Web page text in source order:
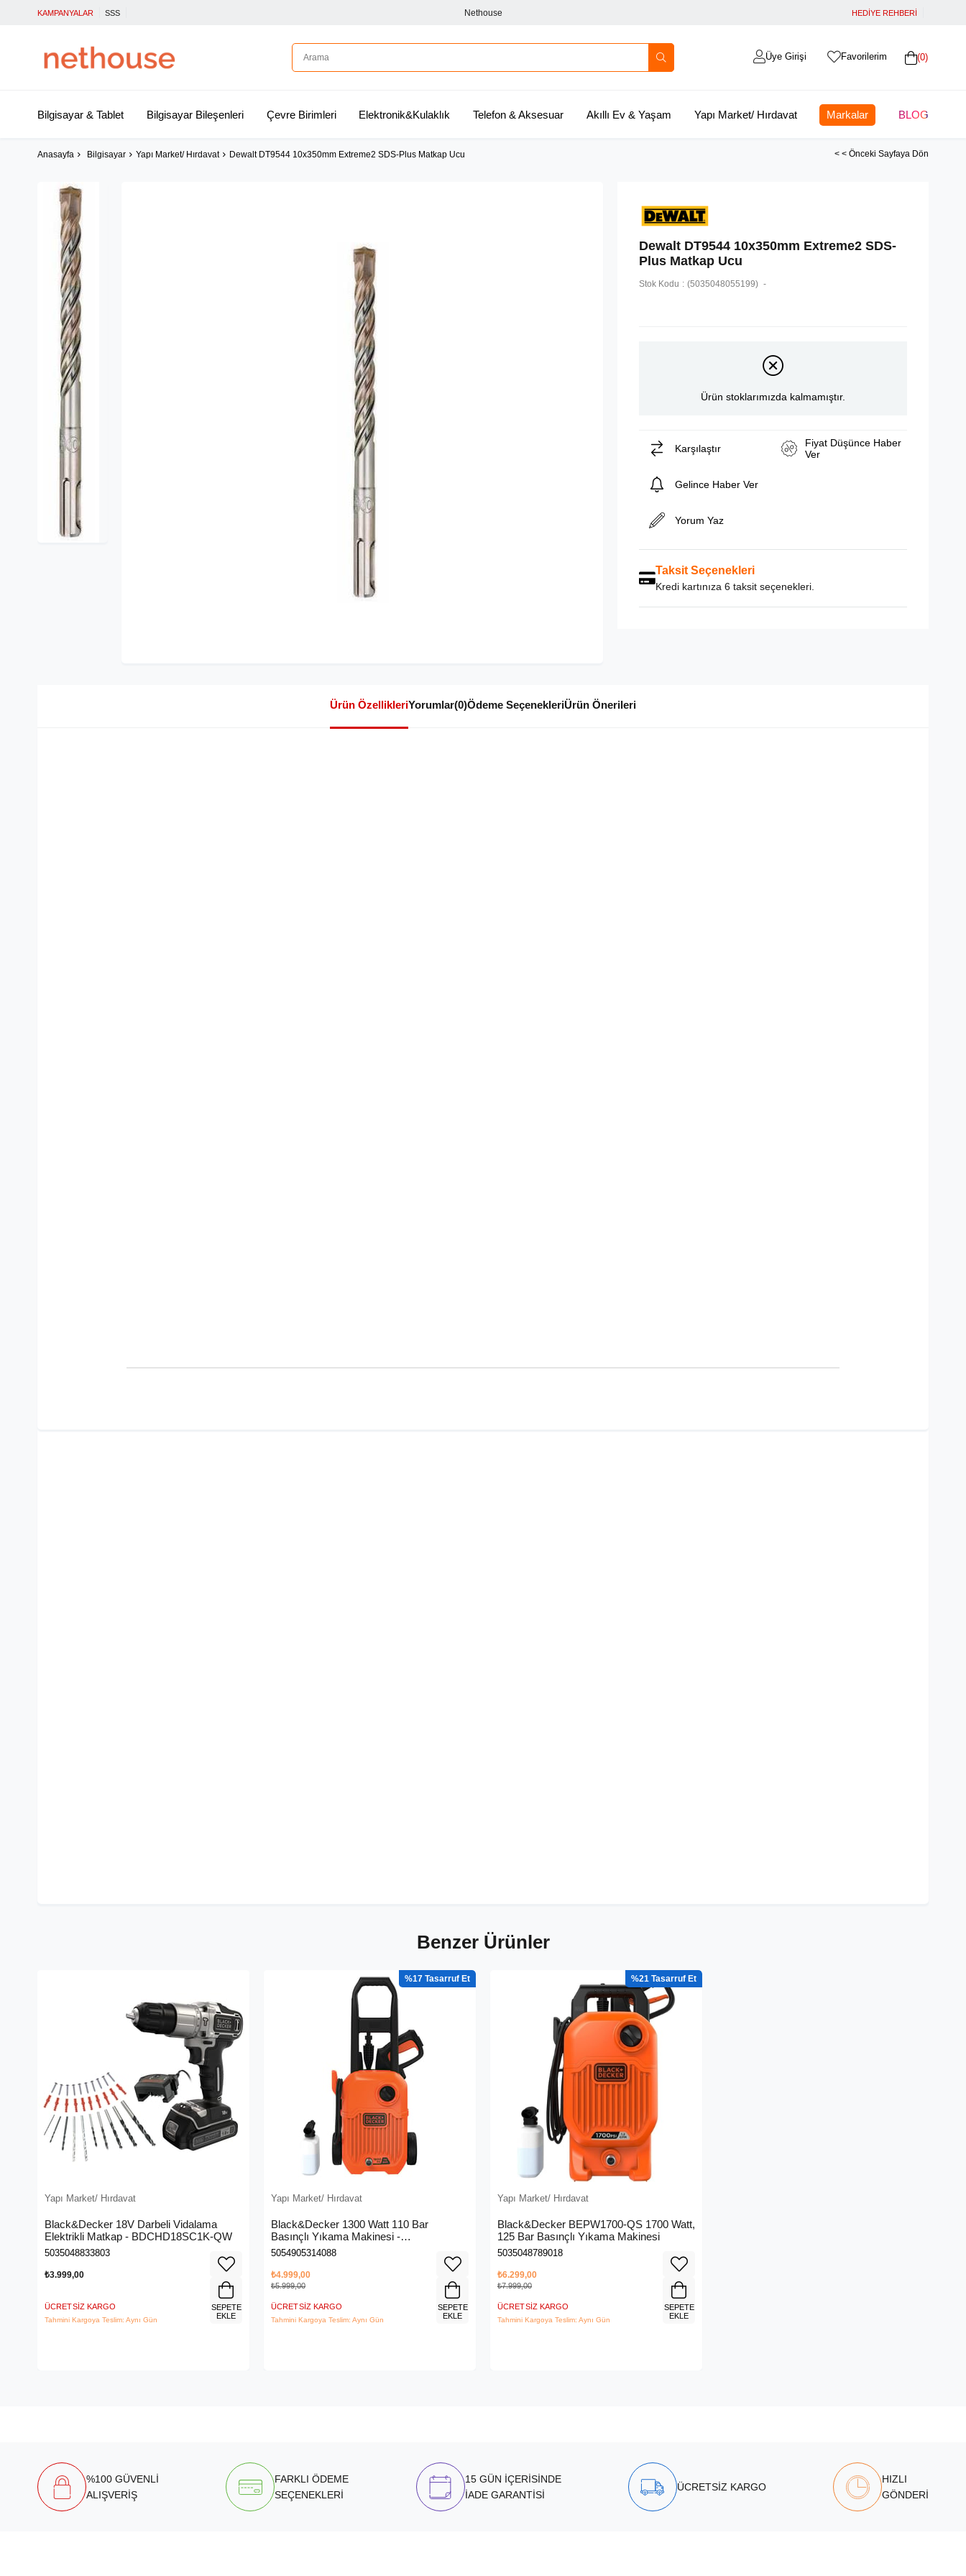
KAMPANYALAR SSS Nethouse HEDİYE REHBERİ
0
Favorilerim
Üye Girişi
Bilgisayar & Tablet Bilgisayar Bileşenleri Çevre Birimleri Elektronik&Kulaklık Telefon & Aksesuar Akıllı Ev & Yaşam Yapı Market/ Hırdavat Markalar BLOG
Anasayfa Bilgisayar Yapı Market/ Hırdavat Dewalt DT9544 10x350mm Extreme2 SDS-Plus Matkap Ucu < < Önceki Sayfaya Dön
Dewalt DT9544 10x350mm Extreme2 SDS-
Plus Matkap Ucu
Stok Kodu (5035048055199)
Ürün stoklarımızda kalmamıştır.
Karşılaştır
Fiyat Düşünce Haber
Ver
Gelince Haber Ver
Yorum Yaz
Taksit Seçenekleri
Kredi kartınıza 6 taksit seçenekleri.
Ürün ÖzellikleriYorumlar(0)Ödeme SeçenekleriÜrün Önerileri
Benzer Ürünler
Yapı Market/ Hırdavat
Black&Decker 18V Darbeli Vidalama
Elektrikli Matkap - BDCHD18SC1K-QW
5035048833803
₺3.999,00
ÜCRETSIZ KARGO
Tahmini Kargoya Teslim: Aynı Gün
SEPETE
EKLE
Yapı Market/ Hırdavat
Black&Decker 1300 Watt 110 Bar
Basınçlı Yıkama Makinesi -
(BEPW1300L-QS)
5054905314088
₺4.999,00
₺5.999,00
ÜCRETSIZ KARGO
Tahmini Kargoya Teslim: Aynı Gün
%17
SEPETE
EKLE
Yapı Market/ Hırdavat
Black&Decker BEPW1700-QS 1700 Watt,
125 Bar Basınçlı Yıkama Makinesi
5035048789018
₺6.299,00
₺7.999,00
ÜCRETSIZ KARGO
Tahmini Kargoya Teslim: Aynı Gün
%21
SEPETE
EKLE
%100 GÜVENLİ
ALIŞVERİŞ
FARKLI ÖDEME
SEÇENEKLERİ
15 GÜN İÇERİSİNDE
İADE GARANTİSİ
ÜCRETSİZ KARGO
HIZLI
GÖNDERİ